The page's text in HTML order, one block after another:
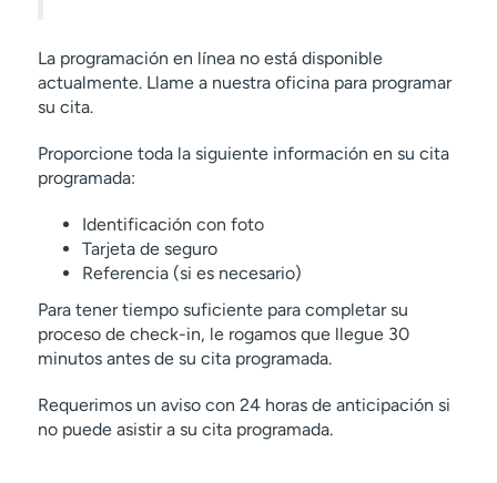
transmisión sexual
la vaginitis
La programación en línea no está disponible
actualmente. Llame a nuestra oficina para programar
su cita.
Proporcione toda la siguiente información en su cita
programada:
Identificación con foto
Tarjeta de seguro
Referencia (si es necesario)
Para tener tiempo suficiente para completar su
proceso de check-in, le rogamos que llegue 30
minutos antes de su cita programada.
Requerimos un aviso con 24 horas de anticipación si
no puede asistir a su cita programada.